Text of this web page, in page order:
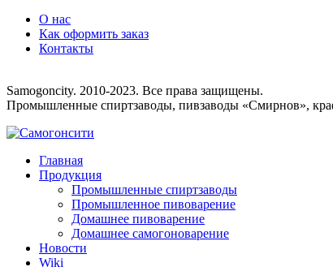
О нас
Как оформить заказ
Контакты
Samogoncity. 2010-2023. Все права защищены.
Промышленные спиртзаводы, пивзаводы «Смирнов»,
Главная
Продукция
Промышленные спиртзаводы
Промышленное пивоварение
Домашнее пивоварение
Домашнее самогоноварение
Новости
Wiki